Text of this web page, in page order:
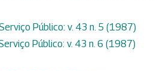
Público: v. 43 n. 5 (1987)
Público: v. 43 n. 6 (1987)